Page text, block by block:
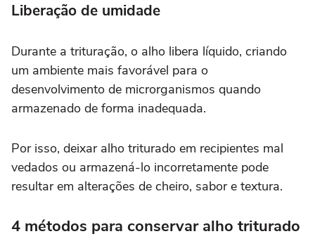
Liberação de umidade
Durante a trituração, o alho libera líquido, criando
um ambiente mais favorável para o
desenvolvimento de microrganismos quando
armazenado de forma inadequada.
Por isso, deixar alho triturado em recipientes mal
vedados ou armazená-lo incorretamente pode
resultar em alterações de cheiro, sabor e textura.
4 métodos para conservar alho triturado